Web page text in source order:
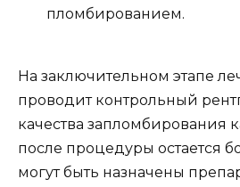
пломбированием.
На заключительном этапе
проводит контрольный
качества запломбирования
после процедуры остается
могут быть назначены